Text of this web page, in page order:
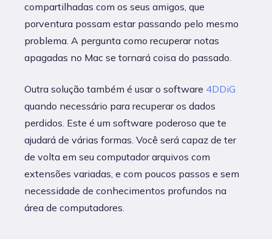
compartilhadas com os seus amigos, que
porventura possam estar passando pelo mesmo
problema. A pergunta como recuperar notas
apagadas no Mac se tornará coisa do passado.
Outra solução também é usar o software 4DDiG
quando necessário para recuperar os dados
perdidos. Este é um software poderoso que te
ajudará de várias formas. Você será capaz de ter
de volta em seu computador arquivos com
extensões variadas, e com poucos passos e sem
necessidade de conhecimentos profundos na
área de computadores.